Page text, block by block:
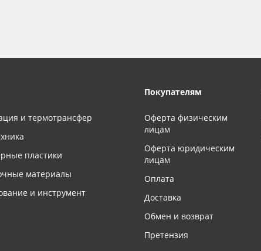
и термотрансфер
пластики
материалы
и инструмент
Покупателям
Оферта физическим
лицам
Оферта юридическим
лицам
Оплата
Доставка
Обмен и возврат
Претензия